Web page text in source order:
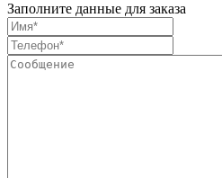
Заполните данные для заказа